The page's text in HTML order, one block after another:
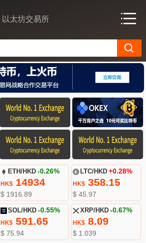
以太坊交易所
ETH/HKD -0.26%
HK$ 14934
$ 1916.89
LTC/HKD +0.28%
HK$358.15
$ 45.97
SOL/HKD -0.55%
HK$ 591.65
$ 75.94
XRP/HKD -0.67%
HK$8.09
$ 1.039